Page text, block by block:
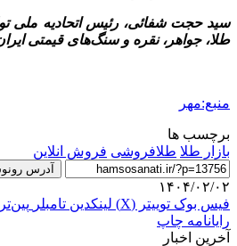
سید حجت شفائی، رئیس اتحادیه ملی
طلا، جواهر، نقره و سنگ‌های قیمتی
منبع:مهر
برچسب ها
بازار طلا طلافروشی فروش انلاین
آدرس
۱۴۰۴/۰۲/۰۲
فیس بوک توییتر (X) لینکدین ‫تامبلر
رایانامه چاپ
آخرین اخبار